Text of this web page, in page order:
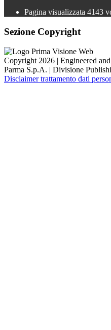
Pagina visualizzata 4143
Sezione Copyright
Copyright 2026 | Engineered
Parma S.p.A. | Divisione
Disclaimer trattamento dati